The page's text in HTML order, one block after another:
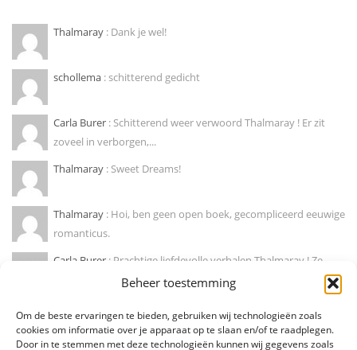
Beheer toestemming
Om de beste ervaringen te bieden, gebruiken wij technologieën zoals
cookies om informatie over je apparaat op te slaan en/of te raadplegen.
Door in te stemmen met deze technologieën kunnen wij gegevens zoals
Thalmaray : Dank je wel!
schollema : schitterend gedicht
Carla Burer : Schitterend weer verwoord Thalmaray ! Er zit
zoveel in verborgen,...
Thalmaray : Sweet Dreams!
Thalmaray : Hoi, ben geen open boek, gecompliceerd eeuwige
romanticus.
Carla Burer : Prachtige liefdevolle verhalen Thalmaray ! Ze
doen mij wegdromen naar...